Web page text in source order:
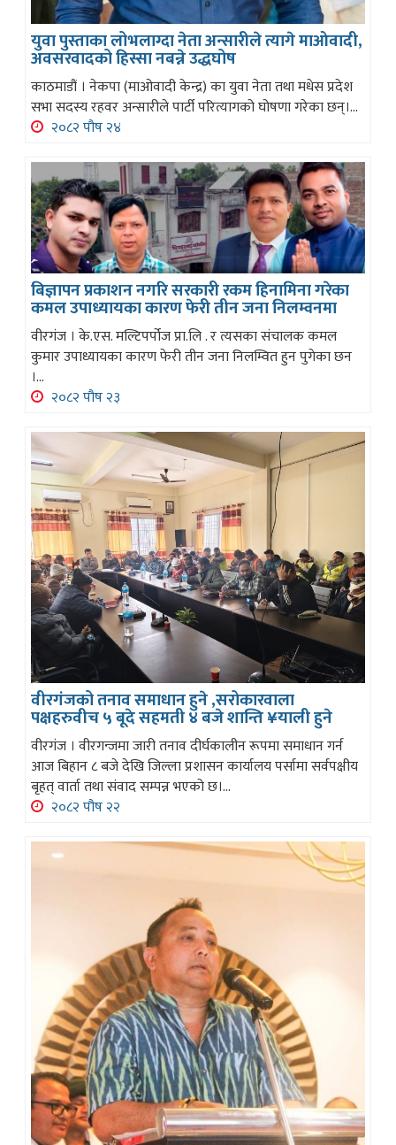
युवा पुस्ताका लोभलाग्दा नेता अन्सारीले त्यागे माओवादी,
अवसरवादको हिस्सा नबन्ने उद्धघोष
काठमाडौं । नेकपा (माओवादी केन्द्र) का युवा नेता तथा मधेस प्रदेश
सभा सदस्य रहवर अन्सारीले पार्टी परित्यागको घोषणा गरेका छन्।...
२०८२ पौष २४
बिज्ञापन प्रकाशन नगरि सरकारी रकम हिनामिना गरेका
कमल उपाध्यायका कारण फेरी तीन जना निलम्वनमा
वीरगंज । के.एस. मल्टिपर्पोज प्रा.लि . र त्यसका संचालक कमल
कुमार उपाध्यायका कारण फेरी तीन जना निलम्वित हुन पुगेका छन
।...
२०८२ पौष २३
वीरगंजको तनाव समाधान हुने ,सरोकारवाला
पक्षहरुवीच ५ बूदे सहमती ४ बजे शान्ति ¥याली हुने
वीरगंज । वीरगन्जमा जारी तनाव दीर्घकालीन रूपमा समाधान गर्न
आज बिहान ८ बजे देखि जिल्ला प्रशासन कार्यालय पर्सामा सर्वपक्षीय
बृहत् वार्ता तथा संवाद सम्पन्न भएको छ।...
२०८२ पौष २२